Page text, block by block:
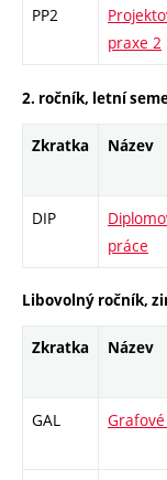
PP2
praxe 2
2. ročník, letní
Zkratka Název
DIP
práce
Libovolný ročník,
Zkratka Název
GAL